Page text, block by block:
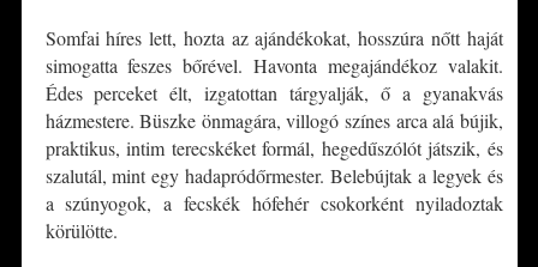
Somfai híres lett, hozta az ajándékokat, hosszúra nőtt haját
simogatta feszes bőrével. Havonta megajándékoz valakit.
Édes perceket élt, izgatottan tárgyalják, ő a gyanakvás
házmestere. Büszke önmagára, villogó színes arca alá bújik,
praktikus, intim terecskéket formál, hegedűszólót játszik, és
szalutál, mint egy hadapródőrmester. Belebújtak a legyek és
a szúnyogok, a fecskék hófehér csokorként nyiladoztak
körülötte.